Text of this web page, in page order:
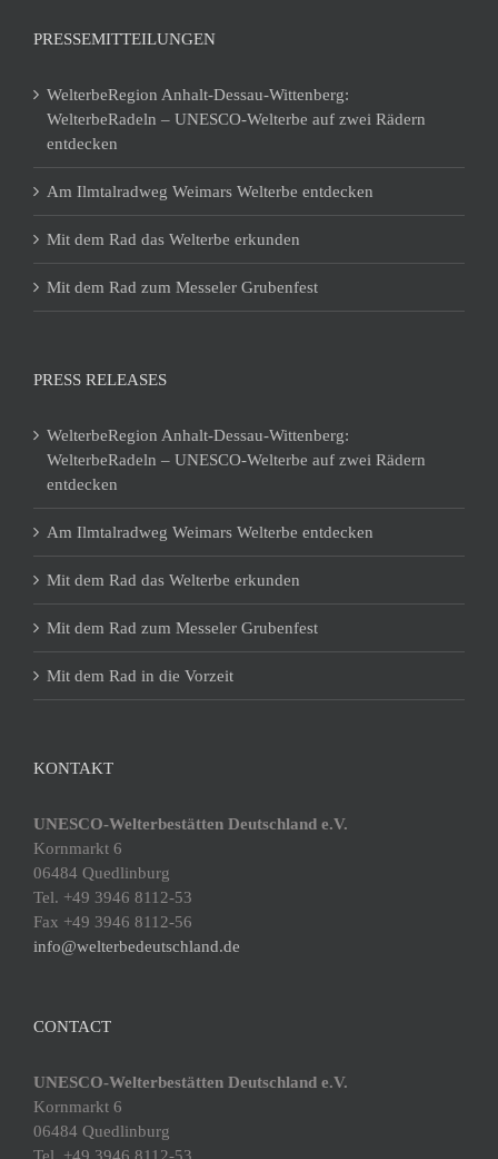
PRESSEMITTEILUNGEN
WelterbeRegion Anhalt-Dessau-Wittenberg:
WelterbeRadeln – UNESCO-Welterbe auf zwei Rädern
entdecken
Am Ilmtalradweg Weimars Welterbe entdecken
Mit dem Rad das Welterbe erkunden
Mit dem Rad zum Messeler Grubenfest
PRESS RELEASES
WelterbeRegion Anhalt-Dessau-Wittenberg:
WelterbeRadeln – UNESCO-Welterbe auf zwei Rädern
entdecken
Am Ilmtalradweg Weimars Welterbe entdecken
Mit dem Rad das Welterbe erkunden
Mit dem Rad zum Messeler Grubenfest
Mit dem Rad in die Vorzeit
KONTAKT
UNESCO-Welterbestätten Deutschland e.V.
Kornmarkt 6
06484 Quedlinburg
Tel. +49 3946 8112-53
Fax +49 3946 8112-56
info@welterbedeutschland.de
CONTACT
UNESCO-Welterbestätten Deutschland e.V.
Kornmarkt 6
06484 Quedlinburg